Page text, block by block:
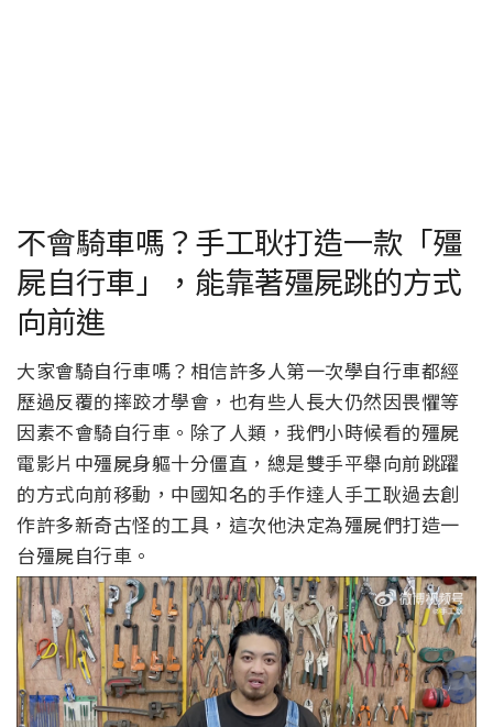
不會騎車嗎？手工耿打造一款「殭
屍自行車」，能靠著殭屍跳的方式
向前進
大家會騎自行車嗎？相信許多人第一次學自行車都經
歷過反覆的摔跤才學會，也有些人長大仍然因畏懼等
因素不會騎自行車。除了人類，我們小時候看的殭屍
電影片中殭屍身軀十分僵直，總是雙手平舉向前跳躍
的方式向前移動，中國知名的手作達人手工耿過去創
作許多新奇古怪的工具，這次他決定為殭屍們打造一
台殭屍自行車。